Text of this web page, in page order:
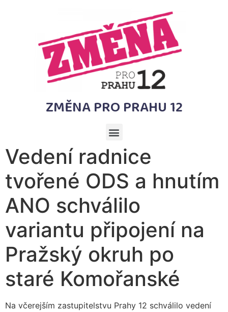
ZMĚNA PRO PRAHU 12
Vedení radnice
tvořené ODS a hnutím
ANO schválilo
variantu připojení na
Pražský okruh po
staré Komořanské
Na včerejším zastupitelstvu Prahy 12 schválilo vedení